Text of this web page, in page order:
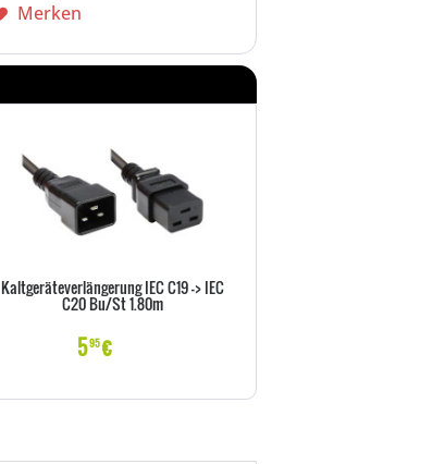
Merken
Kaltgeräteverlängerung IEC C19 -> IEC
C20 Bu/St 1.80m
595€